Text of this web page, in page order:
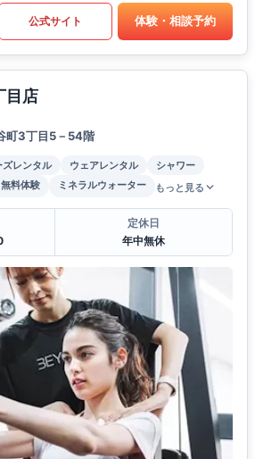
公式サイト 体験・相談予約
目店
町3丁目5－54階
ズレンタル ウェアレンタル
シャワー
無料体験 ミネラルウォーター もっと見る
定休日
年中無休